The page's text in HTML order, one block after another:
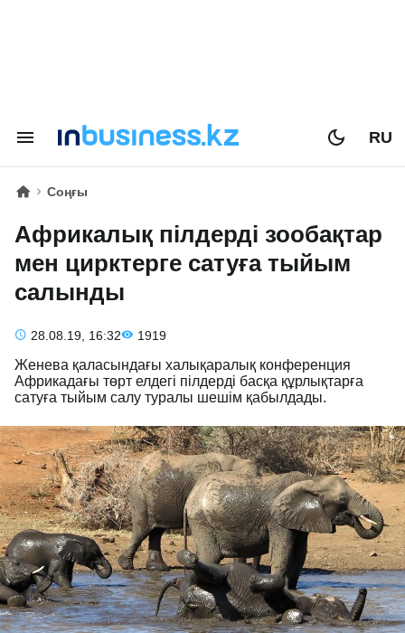
RU
Соңғы
Африкалық пілдерді зообақтар
мен цирктерге сатуға тыйым
салынды
28.08.19, 16:32 1919
Женева қаласындағы халықаралық конференция
Африкадағы төрт елдегі пілдерді басқа құрлықтарға
сатуға тыйым салу туралы шешім қабылдады.